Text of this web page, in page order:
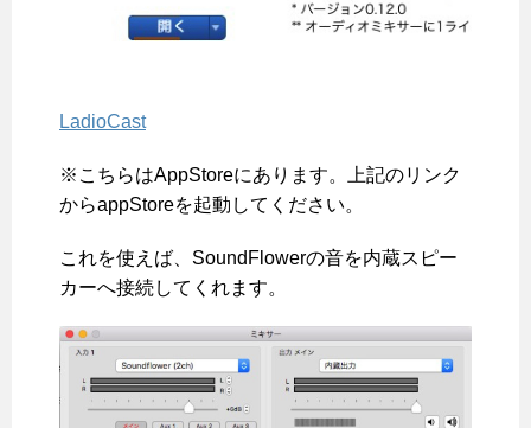
LadioCast
※こちらはAppStoreにあります。上記のリンク
からappStoreを起動してください。
これを使えば、SoundFlowerの音を内蔵スピー
カーへ接続してくれます。